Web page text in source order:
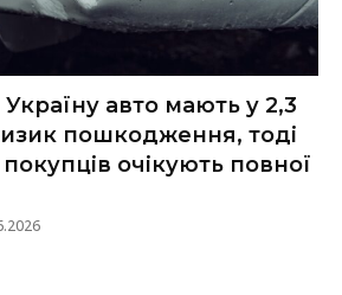
Україну авто мають у 2,3
пошкодження, тоді
очікують повної